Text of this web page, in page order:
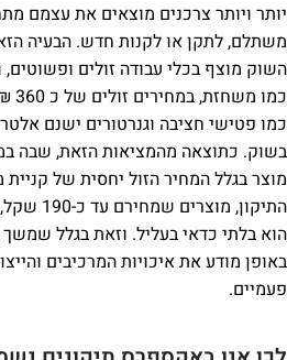
יותר ויותר צרכנים מוצאים את עצמם
משתלם, לתקן או לקנות חדש. הבעיה
השוק מוצף בכלי עבודה זולים
כמו פטישי חציבה וגנרטורים ישנם
בשוק. כתוצאה מהמציאות הזאת, שבה
מוצר בגלל המחיר הזול יחסית של
התיקון,
מוצרים
הוא בלתי כדאי בעליל. וזאת בגלל שמשך
באופן מודע את איכויות המרכיבים
פעמיים.